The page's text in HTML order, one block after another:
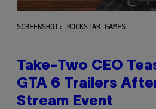
SCREENSHOT: ROCKSTAR GAMES
Take-Two CEO
GTA 6 Trailers
Stream Event